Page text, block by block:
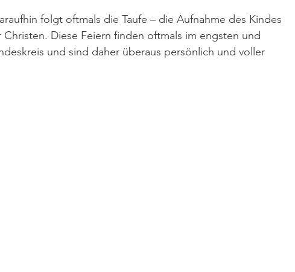
folgt oftmals die Taufe – die Aufnahme des Kindes
Diese Feiern finden oftmals im engsten und
und sind daher überaus persönlich und voller